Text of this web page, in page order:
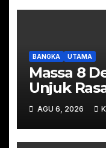
BANGKA UTAMA
Massa 8
Unjuk
AGU 6, 2026